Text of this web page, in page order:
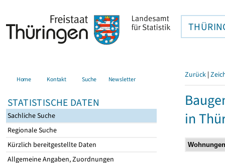
Home Kontakt Suche Newsletter
STATISTISCHE DATEN
Sachliche Suche
Regionale Suche
Kürzlich bereitgestellte Daten
Allgemeine Angaben, Zuordnungen
Zurück |
in